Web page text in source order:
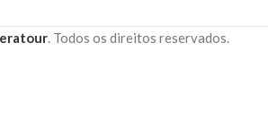
. Todos os direitos reservados.